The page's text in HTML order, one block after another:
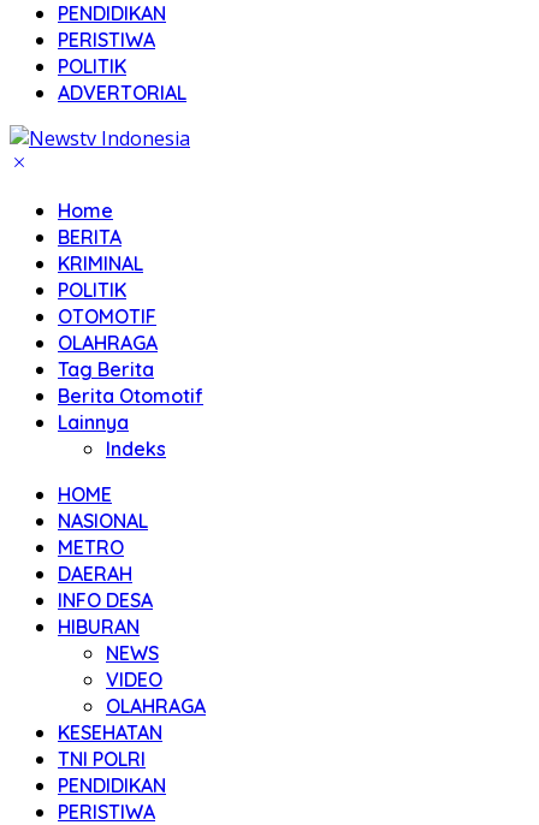
PENDIDIKAN
PERISTIWA
POLITIK
ADVERTORIAL
Home
BERITA
KRIMINAL
POLITIK
OTOMOTIF
OLAHRAGA
Tag Berita
Berita Otomotif
Lainnya
Indeks
HOME
NASIONAL
METRO
DAERAH
INFO DESA
HIBURAN
NEWS
VIDEO
OLAHRAGA
KESEHATAN
TNI POLRI
PENDIDIKAN
PERISTIWA